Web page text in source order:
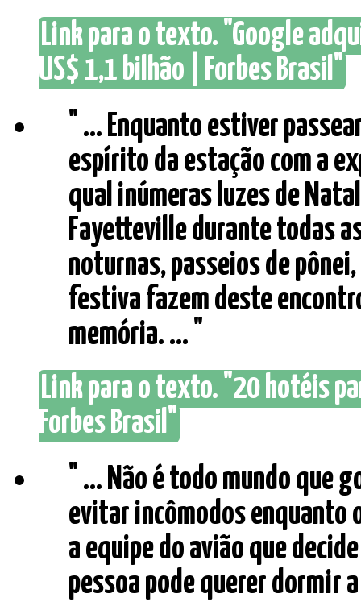
Link para o texto. "Google
US$ 1,1 bilhão | Forbes Brasil"
" ... Enquanto estiver
espírito da estação com a
qual inúmeras luzes de
Fayetteville durante todas
noturnas, passeios de
festiva fazem deste
memória. ... "
Link para o texto. "20 hotéis
Forbes Brasil"
" ... Não é todo mundo que
evitar incômodos enquanto
a equipe do avião que
pessoa pode querer dormir